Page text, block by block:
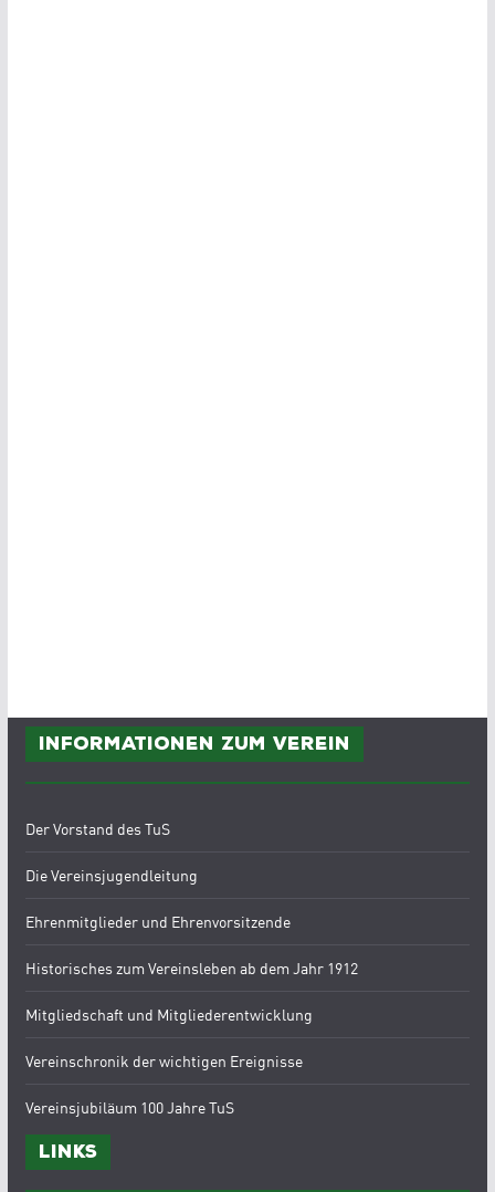
Informationen zum Verein
Der Vorstand des TuS
Die Vereinsjugendleitung
Ehrenmitglieder und Ehrenvorsitzende
Historisches zum Vereinsleben ab dem Jahr 1912
Mitgliedschaft und Mitgliederentwicklung
Vereinschronik der wichtigen Ereignisse
Vereinsjubiläum 100 Jahre TuS
Links